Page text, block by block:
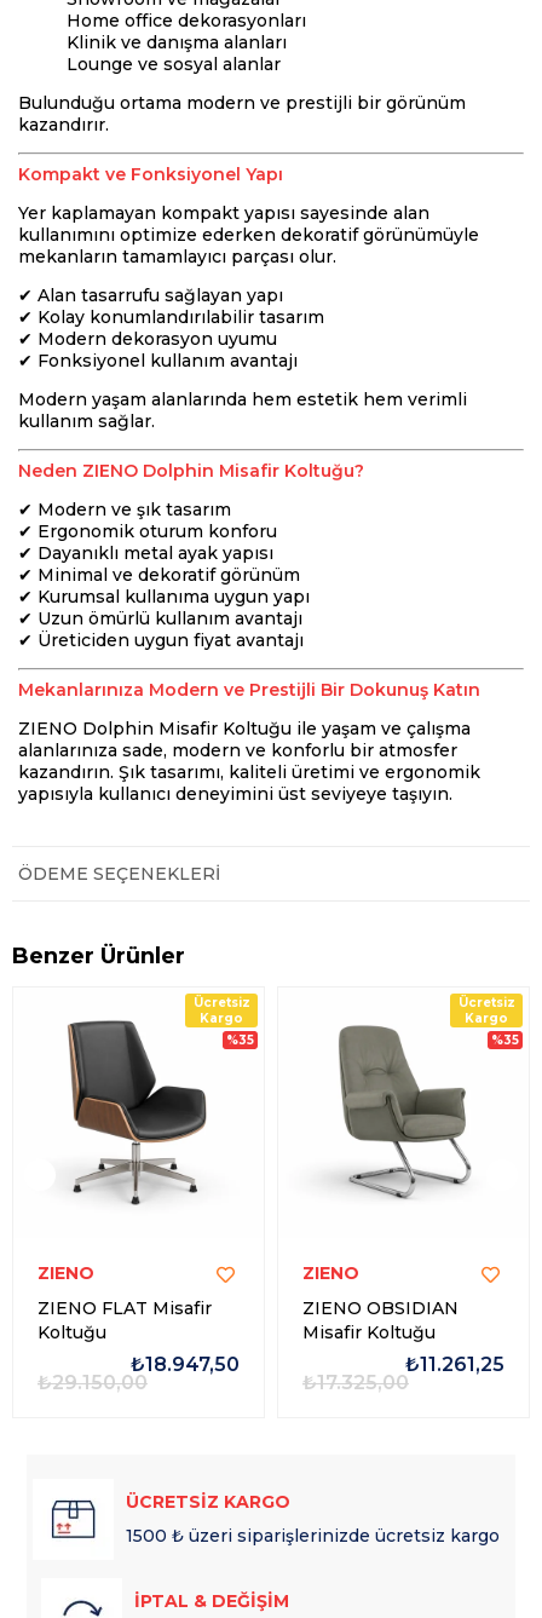
Home office dekorasyonları
Klinik ve danışma alanları
Lounge ve sosyal alanlar
Bulunduğu ortama modern ve prestijli bir görünüm
kazandırır.
Kompakt ve Fonksiyonel Yapı
Yer kaplamayan kompakt yapısı sayesinde alan
kullanımını optimize ederken dekoratif görünümüyle
mekanların tamamlayıcı parçası olur.
✔ Alan tasarrufu sağlayan yapı
✔ Kolay konumlandırılabilir tasarım
✔ Modern dekorasyon uyumu
✔ Fonksiyonel kullanım avantajı
Modern yaşam alanlarında hem estetik hem verimli
kullanım sağlar.
Neden ZIENO Dolphin Misafir Koltuğu?
✔ Modern ve şık tasarım
✔ Ergonomik oturum konforu
✔ Dayanıklı metal ayak yapısı
✔ Minimal ve dekoratif görünüm
✔ Kurumsal kullanıma uygun yapı
✔ Uzun ömürlü kullanım avantajı
✔ Üreticiden uygun fiyat avantajı
Mekanlarınıza Modern ve Prestijli Bir Dokunuş Katın
ZIENO Dolphin Misafir Koltuğu ile yaşam ve çalışma
alanlarınıza sade, modern ve konforlu bir atmosfer
kazandırın. Şık tasarımı, kaliteli üretimi ve ergonomik
yapısıyla kullanıcı deneyimini üst seviyeye taşıyın.
ÖDEME SEÇENEKLERI
Benzer Ürünler
ZIENO
ZIENO FLAT Misafir
Koltuğu
₺18.947,50
₺29.150,00
Ücretsiz
Kargo
%35
ZIENO
ZIENO OBSIDIAN
Misafir Koltuğu
₺11.261,25
₺17.325,00
Ücretsiz
Kargo
%35
ÜCRETSİZ KARGO
1500 ₺ üzeri siparişlerinizde ücretsiz kargo
İPTAL & DEĞİŞİM